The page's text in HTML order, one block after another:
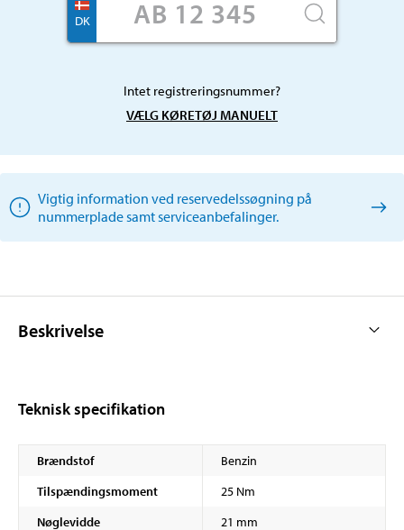
DK
Intet registreringsnummer?
VÆLG KØRETØJ MANUELT
Vigtig information ved reservedelssøgning på
nummerplade samt serviceanbefalinger.
Beskrivelse
Teknisk specifikation
Brændstof
Benzin
Tilspændingsmoment
25 Nm
Nøglevidde
21 mm